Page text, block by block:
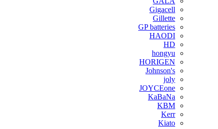
Gigacell
Gillette
GP batteries
HAODI
HD
hongyu
HORIGEN
Johnson's
joly
JOYCEone
KaBaNa
KBM
Kerr
Kiato